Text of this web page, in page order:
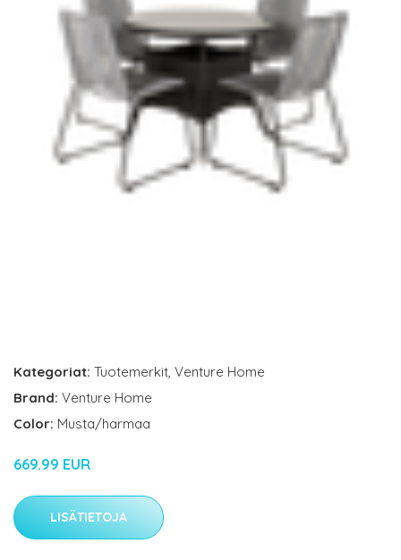
Kategoriat: Tuotemerkit, Venture Home
Brand: Venture Home
Color: Musta/harmaa
669.99 EUR
LISÄTIETOJA